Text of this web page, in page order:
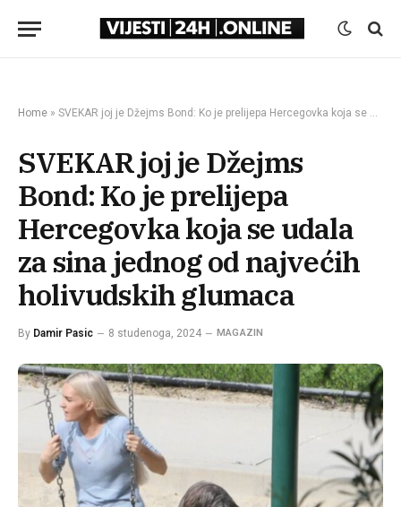
Home » SVEKAR joj je Džejms Bond: Ko je prelijepa Hercegovka koja se udala za sina jednog od najvećih holivudskih glumaca
SVEKAR joj je Džejms
Bond: Ko je prelijepa
Hercegovka koja se udala
za sina jednog od najvećih
holivudskih glumaca
By Damir Pasic 8 studenoga, 2024 MAGAZIN